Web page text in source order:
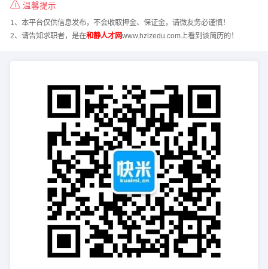
温馨提示
1、本平台仅供信息发布，不会收取押金、保证金，请微友务必谨慎！
2、请告知求职者，是在和静人才网www.hzlzedu.com上看到该简历的！